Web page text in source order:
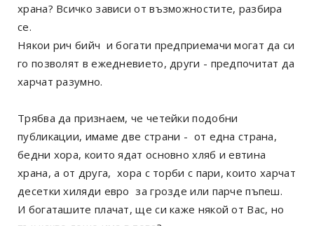
храна? Всичко зависи от възможностите, разбира
се.
Някои рич бийч и богати предприемачи могат да си
го позволят в ежедневието, други - предпочитат да
харчат разумно.
Трябва да признаем, че четейки подобни
публикации, имаме две страни - от една страна,
бедни хора, които ядат основно хляб и евтина
храна, а от друга, хора с торби с пари, които харчат
десетки хиляди евро за грозде или парче пъпеш.
И богаташите плачат, ще си каже някой от Вас, но